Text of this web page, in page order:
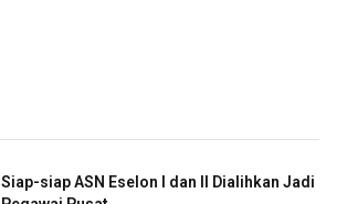
Siap-siap ASN Eselon I dan II Dialihkan Jadi